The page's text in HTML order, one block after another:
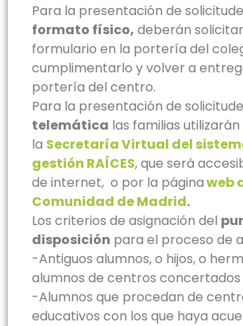
Para la presentación de
formato físico, deberán
formulario en la portería del
cumplimentarlo y volver a
portería del centro.
Para la presentación de
telemática las familias utilizarán
la Secretaría Virtual del
gestión RAÍCES, que será
de internet, o por la páginaweb
Comunidad de Madrid.
Los criterios de asignación del
disposición para el proceso de
-Antiguos alumnos, o hijos, o
alumnos de centros concertados
-Alumnos que procedan de
educativos con los que haya